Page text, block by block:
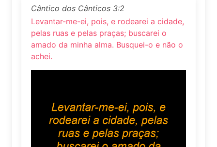
Cântico dos Cânticos 3:2
Levantar-me-ei, pois, e rodearei a cidade,
pelas ruas e pelas praças; buscarei o
amado da minha alma. Busquei-o e não o
achei.